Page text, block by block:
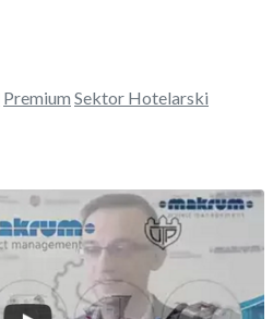
Premium Sektor Hotelarski